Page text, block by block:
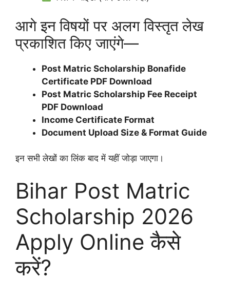
आगे इन विषयों पर अलग विस्तृत लेख
प्रकाशित किए जाएंगे—
Post Matric Scholarship Bonafide
Certificate PDF Download
Post Matric Scholarship Fee Receipt
PDF Download
Income Certificate Format
Document Upload Size & Format Guide
इन सभी लेखों का लिंक बाद में यहीं जोड़ा जाएगा।
Bihar Post Matric
Scholarship 2026
Apply Online कैसे
करें?